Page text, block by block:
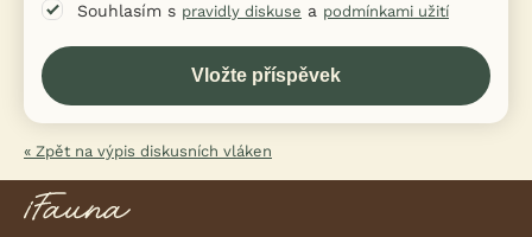
Souhlasím s pravidly diskuse a podmínkami užití
« Zpět na výpis diskusních vláken